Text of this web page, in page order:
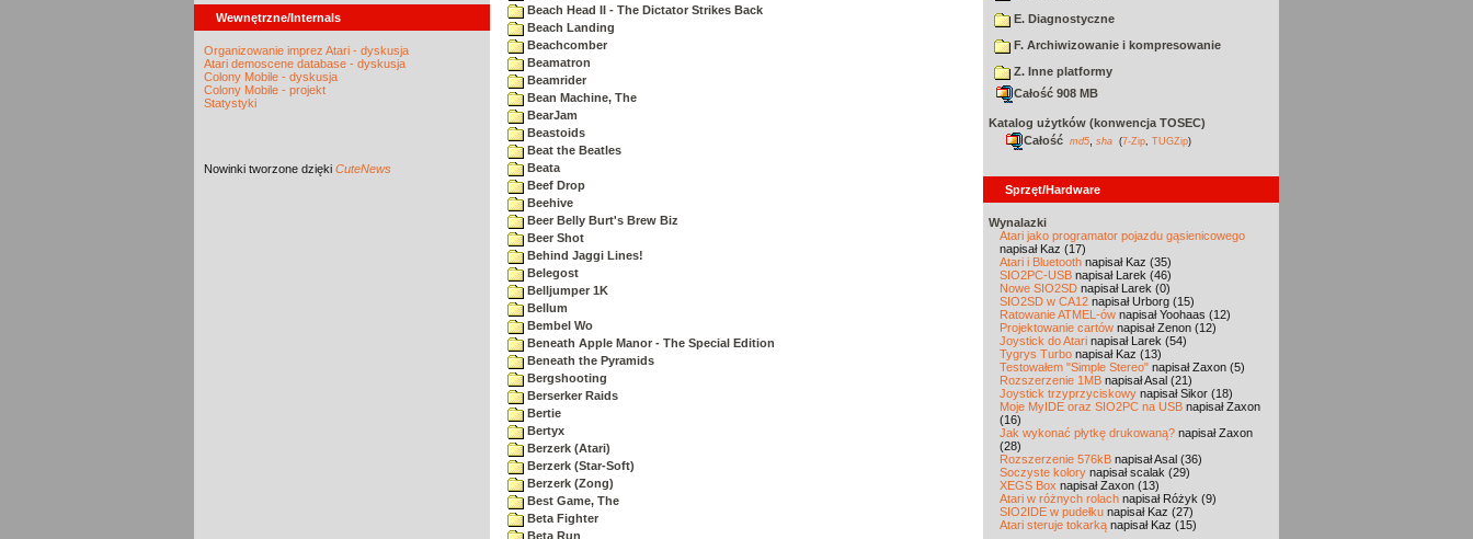
Wewnętrzne/Internals
Organizowanie imprez Atari - dyskusja
Atari demoscene database - dyskusja
Colony Mobile - dyskusja
Colony Mobile - projekt
Statystyki
Nowinki tworzone dzięki CuteNews
Beach Head II - The Dictator Strikes Back
Beach Landing
Beachcomber
Beamatron
Beamrider
Bean Machine, The
BearJam
Beastoids
Beat the Beatles
Beata
Beef Drop
Beehive
Beer Belly Burt's Brew Biz
Beer Shot
Behind Jaggi Lines!
Belegost
Belljumper 1K
Bellum
Bembel Wo
Beneath Apple Manor - The Special Edition
Beneath the Pyramids
Bergshooting
Berserker Raids
Bertie
Bertyx
Berzerk (Atari)
Berzerk (Star-Soft)
Berzerk (Zong)
Best Game, The
Beta Fighter
Beta Run
E. Diagnostyczne
F. Archiwizowanie i kompresowanie
Z. Inne platformy
Całość 908 MB
Katalog użytków (konwencja TOSEC)
Całość md5 sha (7-Zip TUGZip)
Sprzęt/Hardware
Wynalazki
Atari jako programator pojazdu gąsienicowego
napisał Kaz (17)
Atari i Bluetooth napisał Kaz (35)
SIO2PC-USB napisał Larek (46)
Nowe SIO2SD napisał Larek (0)
SIO2SD w CA12 napisał Urborg (15)
Ratowanie ATMEL-ów napisał Yoohaas (12)
Projektowanie cartów napisał Zenon (12)
Joystick do Atari napisał Larek (54)
Tygrys Turbo napisał Kaz (13)
Testowałem "Simple Stereo" napisał Zaxon (5)
Rozszerzenie 1MB napisał Asal (21)
Joystick trzyprzyciskowy napisał Sikor (18)
Moje MyIDE oraz SIO2PC na USB napisał Zaxon
(16)
Jak wykonać płytkę drukowaną? napisał Zaxon
(28)
Rozszerzenie 576kB napisał Asal (36)
Soczyste kolory napisał scalak (29)
XEGS Box napisał Zaxon (13)
Atari w różnych rolach napisał Różyk (9)
SIO2IDE w pudełku napisał Kaz (27)
Atari steruje tokarką napisał Kaz (15)